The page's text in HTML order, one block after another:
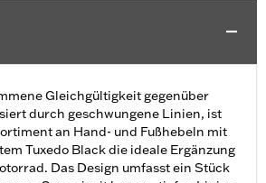
Gleichgültigkeit gegenüber
durch geschwungene Linien, ist
an Hand- und Fußhebeln mit
Tuxedo Black die ideale Ergänzung
Das Design umfasst ein Stück